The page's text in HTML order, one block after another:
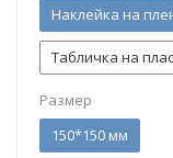
Наклейка на
Табличка на
Размер
150*150 мм